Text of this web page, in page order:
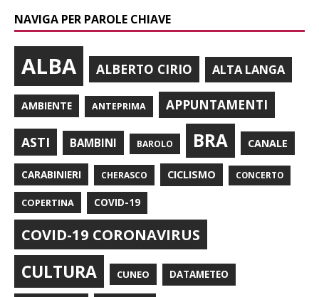
NAVIGA PER PAROLE CHIAVE
ALBA ALBERTO CIRIO ALTA LANGA
AMBIENTE ANTEPRIMA APPUNTAMENTI
ASTI BAMBINI BAROLO BRA CANALE
CARABINIERI CHERASCO CICLISMO CONCERTO
COPERTINA COVID-19
COVID-19 CORONAVIRUS
CULTURA CUNEO DATAMETEO